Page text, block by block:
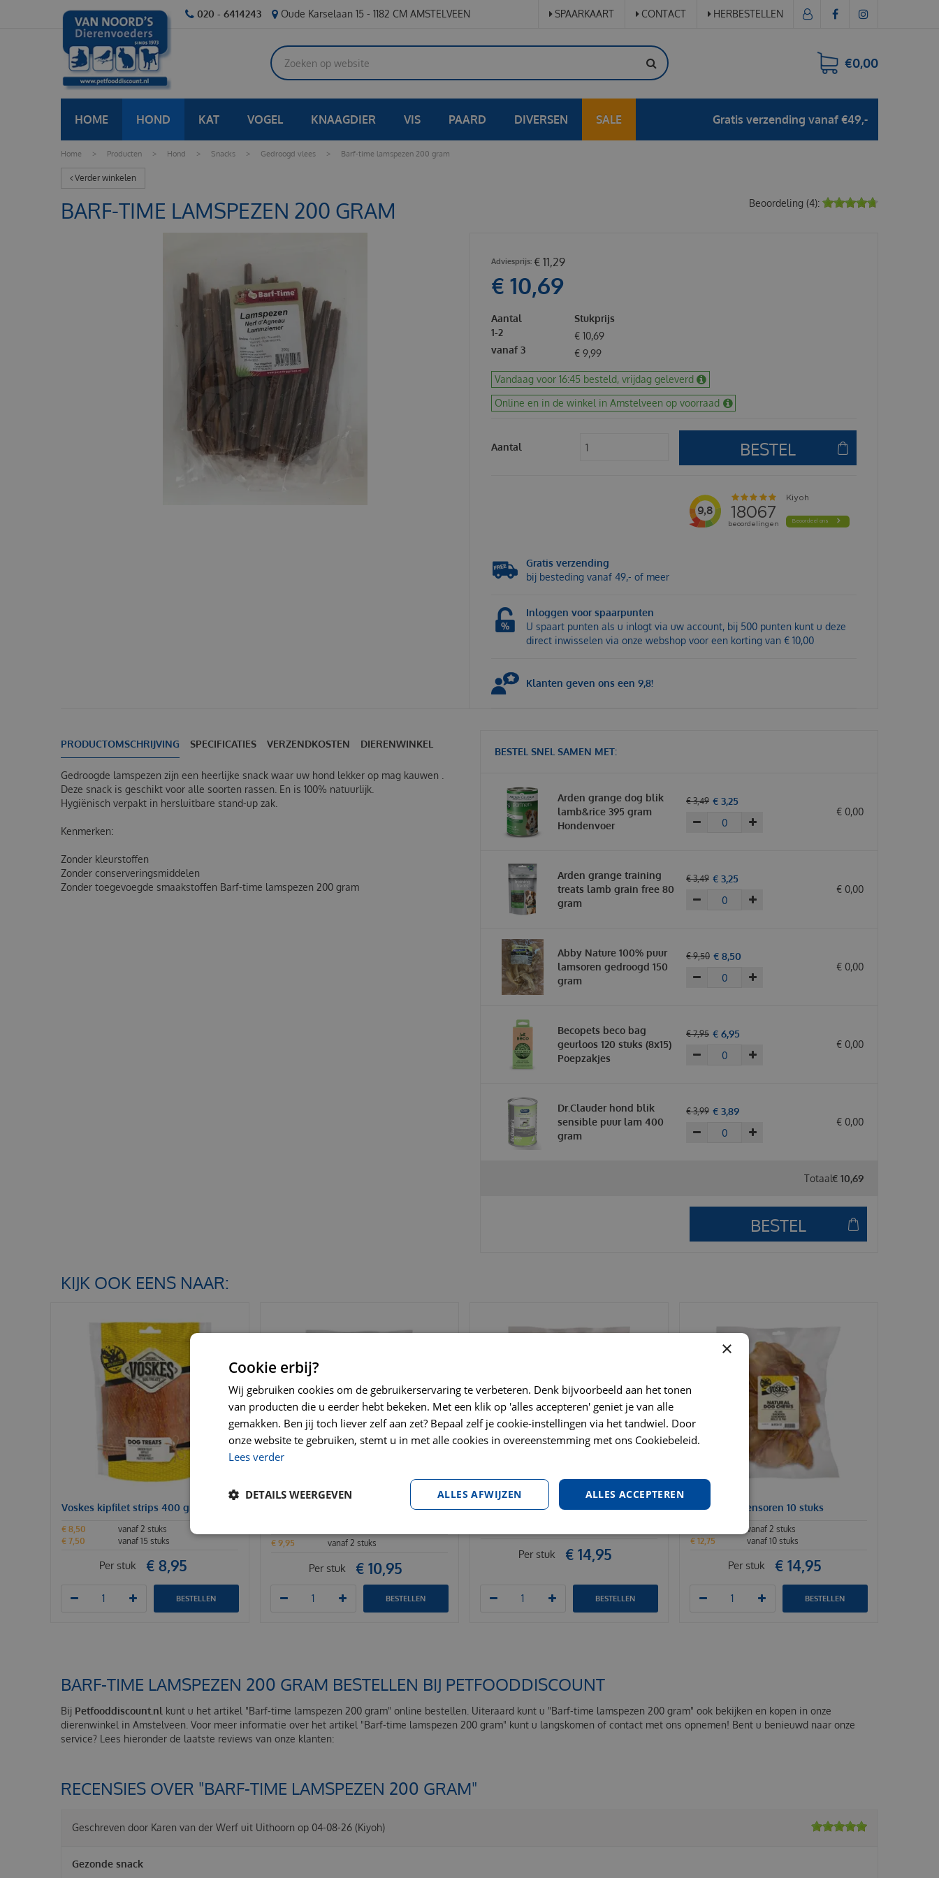
Home > Producten > Hond > Snacks > Gedroogd vlees > Barf-time lamspezen 200 gram
020 - 6414243 Oude Karselaan 15 - 1182 CM AMSTELVEEN SPAARKAART CONTACT HERBESTELLEN
€0,00
HOME HOND KAT VOGEL KNAAGDIER VIS PAARD DIVERSEN SALE Gratis verzending vanaf €49,-
Verder winkelen
BARF-TIME LAMSPEZEN 200 GRAM
€ 11,29
€ 10,69
Aantal
Stukprijs
1-2
€ 10,69
vanaf 3
€ 9,99
Vandaag voor 16:45 besteld, vrijdag geleverd
Online en in de winkel in Amstelveen op voorraad
Aantal
Gratis verzending
bij besteding vanaf 49,- of meer
Inloggen voor spaarpunten
U spaart punten als u inlogt via uw account, bij 500 punten kunt u deze
direct inwisselen via onze webshop voor een korting van € 10,00
Klanten geven ons een 9,8!
Beoordeling (4):
PRODUCTOMSCHRIJVING SPECIFICATIES VERZENDKOSTEN DIERENWINKEL
Gedroogde lamspezen zijn een heerlijke snack waar uw hond lekker op mag kauwen .
Deze snack is geschikt voor alle soorten rassen. En is 100% natuurlijk.
Hygiënisch verpakt in hersluitbare stand-up zak.
Kenmerken:
Zonder kleurstoffen
Zonder conserveringsmiddelen
Zonder toegevoegde smaakstoffen Barf-time lamspezen 200 gram
BESTEL SNEL SAMEN MET:
Arden grange dog blik
lamb&rice 395 gram
Hondenvoer
€ 3,49 € 3,25
€ 0,00
Arden grange training
treats lamb grain free 80
gram
€ 3,49 € 3,25
€ 0,00
Abby Nature 100% puur
lamsoren gedroogd 150
gram
€ 9,50 € 8,50
€ 0,00
Becopets beco bag
geurloos 120 stuks (8x15)
Poepzakjes
€ 7,95 € 6,95
€ 0,00
Dr.Clauder hond blik
sensible puur lam 400
gram
€ 3,99 € 3,89
€ 0,00
Totaal€ 10,69
KIJK OOK EENS NAAR:
Voskes kipfilet strips 400 gram
vanaf 2 stuks
€ 8,50
vanaf 15 stuks
€ 7 50
€ 8,95
Per stuk
BESTELLEN
Voskes pensstaafjes gedroogd rund 1
vanaf 2 stuks
€ 9,95
€ 10,95
Per stuk
BESTELLEN
Voskes runderoren 20 stuks
€ 14,95
Per stuk
BESTELLEN
Voskes varkensoren 10 stuks
vanaf 2 stuks
vanaf 10 stuks
€ 12 75
€ 14,95
Per stuk
BESTELLEN
BARF-TIME LAMSPEZEN 200 GRAM BESTELLEN BIJ PETFOODDISCOUNT
Bij Petfooddiscount.nl kunt u het artikel "Barf-time lamspezen 200 gram" online bestellen. Uiteraard kunt u "Barf-time lamspezen 200 gram" ook bekijken en kopen in onze
dierenwinkel in Amstelveen. Voor meer informatie over het artikel "Barf-time lamspezen 200 gram" kunt u langskomen of contact met ons opnemen! Bent u benieuwd naar onze
service? Lees hieronder de laatste reviews van onze klanten:
RECENSIES OVER "BARF-TIME LAMSPEZEN 200 GRAM"
Geschreven door Karen van der Werf uit Uithoorn op 04-08-26 (Kiyoh)
Gezonde snack
×
Cookie erbij?
Wij gebruiken cookies om de gebruikerservaring te verbeteren. Denk bijvoorbeeld aan het tonen
van producten die u eerder hebt bekeken. Met een klik op 'alles accepteren' geniet je van alle
gemakken. Ben jij toch liever zelf aan zet? Bepaal zelf je cookie-instellingen via het tandwiel. Door
onze website te gebruiken, stemt u in met alle cookies in overeenstemming met ons Cookiebeleid.
Lees verder
ALLES ACCEPTEREN
ALLES AFWIJZEN
DETAILS WEERGEVEN